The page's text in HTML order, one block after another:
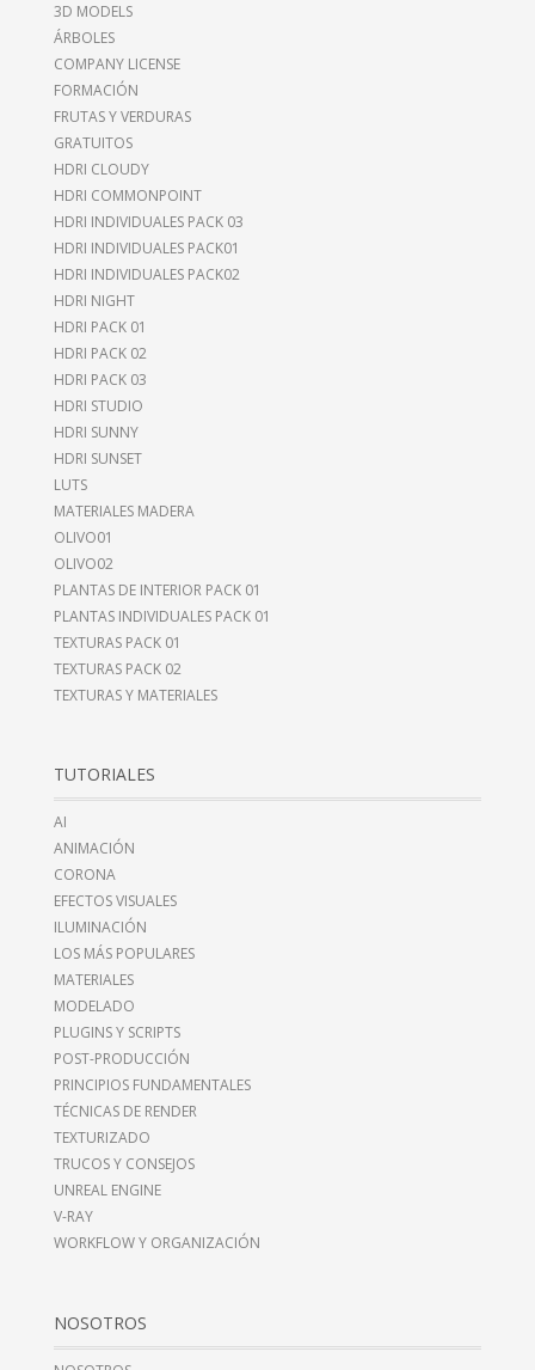
3D MODELS
ÁRBOLES
COMPANY LICENSE
FORMACIÓN
FRUTAS Y VERDURAS
GRATUITOS
HDRI CLOUDY
HDRI COMMONPOINT
HDRI INDIVIDUALES PACK 03
HDRI INDIVIDUALES PACK01
HDRI INDIVIDUALES PACK02
HDRI NIGHT
HDRI PACK 01
HDRI PACK 02
HDRI PACK 03
HDRI STUDIO
HDRI SUNNY
HDRI SUNSET
LUTS
MATERIALES MADERA
OLIVO01
OLIVO02
PLANTAS DE INTERIOR PACK 01
PLANTAS INDIVIDUALES PACK 01
TEXTURAS PACK 01
TEXTURAS PACK 02
TEXTURAS Y MATERIALES
TUTORIALES
AI
ANIMACIÓN
CORONA
EFECTOS VISUALES
ILUMINACIÓN
LOS MÁS POPULARES
MATERIALES
MODELADO
PLUGINS Y SCRIPTS
POST-PRODUCCIÓN
PRINCIPIOS FUNDAMENTALES
TÉCNICAS DE RENDER
TEXTURIZADO
TRUCOS Y CONSEJOS
UNREAL ENGINE
V-RAY
WORKFLOW Y ORGANIZACIÓN
NOSOTROS